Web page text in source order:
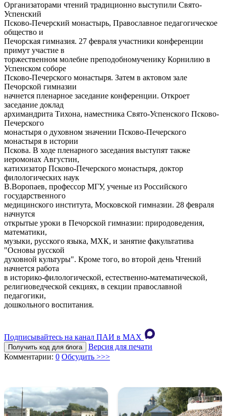
Организаторами чтений традиционно выступили Свято-
Успенский
Псково-Печерский монастырь, Православное педагогическое
общество и
Печорская гимназия. 27 февраля участники конференции
примут участие в
торжественном молебне преподобномученику Корнилию в
Успенском соборе
Псково-Печерского монастыря. Затем в актовом зале
Печорской гимназии
начнется пленарное заседание конференции. Откроет
заседание доклад
архимандрита Тихона, наместника Свято-Успенского Псково-
Печерского
монастыря о духовном значении Псково-Печерского
монастыря в истории
Пскова. В ходе пленарного заседания выступят также
иеромонах Августин,
катихизатор Псково-Печерского монастыря, доктор
филологических наук
В.Воропаев, профессор МГУ, ученые из Российского
государственного
медицинского института, Московской гимназии. 28 февраля
начнутся
открытые уроки в Печорской гимназии: природоведения,
математики,
музыки, русского языка, МХК, и занятие факультатива
"Основы русской
духовной культуры". Кроме того, во второй день Чтений
начнется работа
в историко-филологической, естественно-математической,
религиоведческой секциях, в секции православной
педагогики,
дошкольного воспитания.
Подписывайтесь на канал ПАИ в MAХ
Получить код для блога
Версия для печати
Комментарии: 0 Обсудить >>>